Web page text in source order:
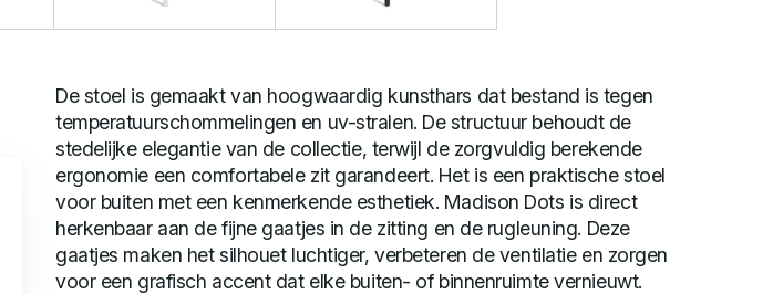
De stoel is gemaakt van hoogwaardig kunsthars dat bestand is tegen
temperatuurschommelingen en uv-stralen. De structuur behoudt de
stedelijke elegantie van de collectie, terwijl de zorgvuldig berekende
ergonomie een comfortabele zit garandeert. Het is een praktische stoel
voor buiten met een kenmerkende esthetiek. Madison Dots is direct
herkenbaar aan de fijne gaatjes in de zitting en de rugleuning. Deze
gaatjes maken het silhouet luchtiger, verbeteren de ventilatie en zorgen
voor een grafisch accent dat elke buiten- of binnenruimte vernieuwt.